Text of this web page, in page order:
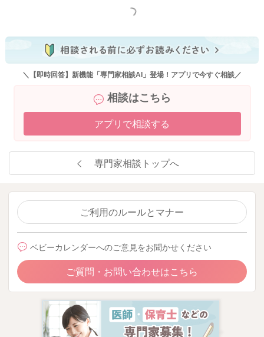
もっと見る
＼【即時回答】新機能「専門家相談AI」登場！アプリで今すぐ相談／
相談はこちら
アプリで相談する
専門家相談トップへ
ご利用のルールとマナー
ベビーカレンダーへのご意見をお聞かせください
ご質問・お問い合わせはこちら